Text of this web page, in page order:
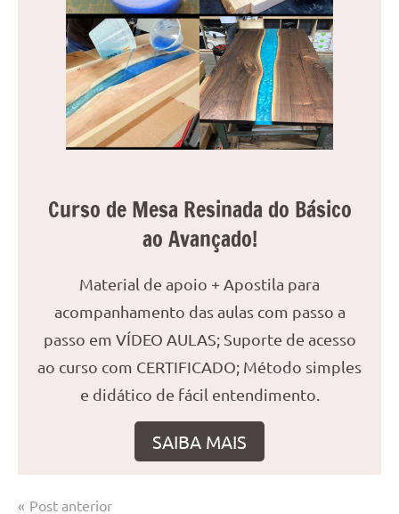
Curso de Mesa Resinada do Básico
ao Avançado!
Material de apoio + Apostila para
acompanhamento das aulas com passo a
passo em VÍDEO AULAS; Suporte de acesso
ao curso com CERTIFICADO; Método simples
e didático de fácil entendimento.
SAIBA MAIS
Marcado
Navegação
Post anterior